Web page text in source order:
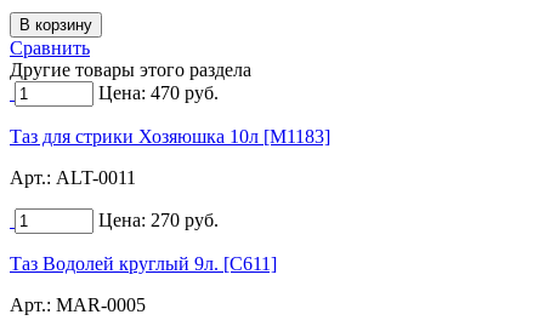
Сравнить
Другие товары этого раздела
Цена: 470 руб.
Таз для стрики Хозяюшка 10л [M1183]
Арт.: ALT-0011
Цена: 270 руб.
Таз Водолей круглый 9л. [C611]
Арт.: MAR-0005